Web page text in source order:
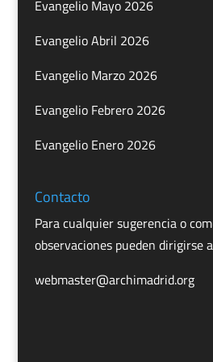
Evangelio Mayo 2026
Evangelio Abril 2026
Evangelio Marzo 2026
Evangelio Febrero 2026
Evangelio Enero 2026
Contacto
Para cualquier sugerencia o
observaciones pueden dirigirse
webmaster@archimadrid.org